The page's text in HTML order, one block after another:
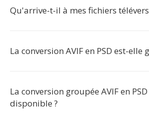
Qu'arrive-t-il à mes fichiers
La conversion AVIF en PSD est-elle
La conversion groupée AVIF en
disponible ?